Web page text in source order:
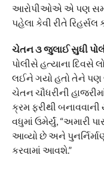
આરોપીઓએ એ પણ
પહેલા કેવી રીતે રિહર્સલ
ચેતન ૩ જુલાઈ સુધી
પોલીસે હત્યાના દિવસે
લઈને ગયો હતો તેને પણ
ચેતન ચૌધરીની
ક્રમ ફરીથી
વધુમાં ઉમેર્યું, “અમારી
આવ્યો છે અને
કરવામાં આવશે.”